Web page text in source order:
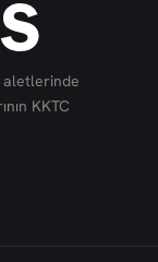
aletlerinde
KKTC